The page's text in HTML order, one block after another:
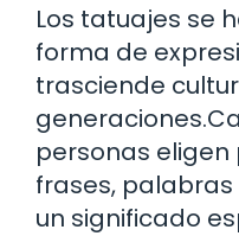
Los tatuajes se
forma de
trasciende
personas eligen
frases,
un significado